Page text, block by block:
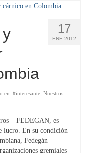
17
ENE 2012
en: #interesante Nuestros
– FEDEGAN, es
lucro. En su condición
Fedegán
gremiales